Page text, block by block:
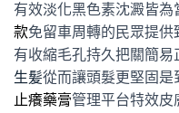
有效淡化黑色素沈澱皆
款免留車周轉的民眾提
有收縮毛孔持久把關簡
生髪從而讓頭髮更堅固是
止癢藥膏管理平台特效